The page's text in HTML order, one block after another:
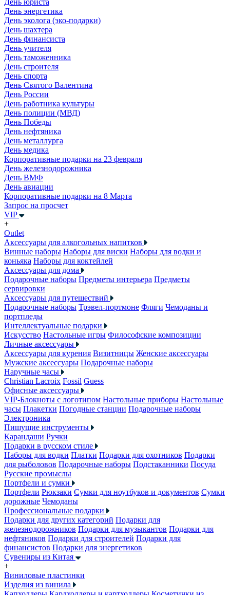
День юриста
День энергетика
День эколога (эко-подарки)
День шахтера
День финансиста
День учителя
День таможенника
День строителя
День спорта
День Святого Валентина
День России
День работника культуры
День полиции (МВД)
День Победы
День нефтяника
День металлурга
День медика
Корпоративные подарки на 23 февраля
День железнодорожника
День ВМФ
День авиации
Корпоративные подарки на 8 Марта
Запрос на просчет
VIP
+
Outlet
Аксессуары для алкогольных напитков
Винные наборы Наборы для виски Наборы для водки и
коньяка Наборы для коктейлей
Аксессуары для дома
Подарочные наборы Предметы интерьера Предметы
сервировки
Аксессуары для путешествий
Подарочные наборы Трэвел-портмоне Фляги Чемоданы и
портпледы
Интеллектуальные подарки
Искусство Настольные игры Философские композиции
Личные аксессуары
Аксессуары для курения Визитницы Женские аксессуары
Мужские аксессуары Подарочные наборы
Наручные часы
Christian Lacroix Fossil Guess
Офисные аксессуары
VIP-Блокноты с логотипом Настольные приборы Настольные
часы Плакетки Погодные станции Подарочные наборы
Электроника
Пишущие инструменты
Карандаши Ручки
Подарки в русском стиле
Наборы для водки Платки Подарки для охотников Подарки
для рыболовов Подарочные наборы Подстаканники Посуда
Русские промыслы
Портфели и сумки
Портфели Рюкзаки Сумки для ноутбуков и документов Сумки
дорожные Чемоданы
Профессиональные подарки
Подарки для других категорий Подарки для
железнодорожников Подарки для музыкантов Подарки для
нефтяников Подарки для строителей Подарки для
финансистов Подарки для энергетиков
Сувениры из Китая
+
Виниловые пластинки
Изделия из винила